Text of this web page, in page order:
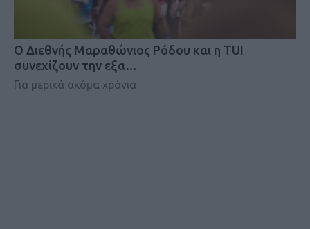
Ο Διεθνής Μαραθώνιος Ρόδου και η TUI
συνεχίζουν την εξα…
Για μερικά ακόμα χρόνια